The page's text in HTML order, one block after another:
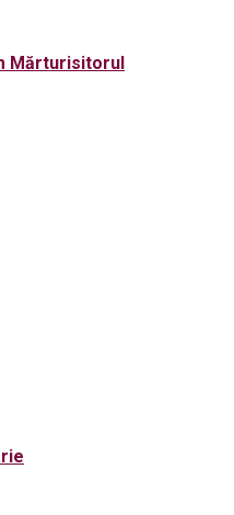
Mărturisitorul